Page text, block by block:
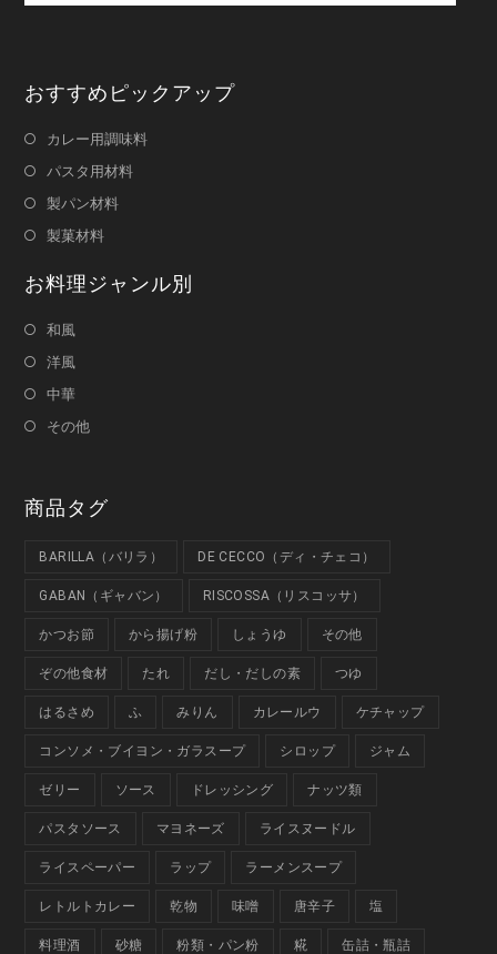
おすすめピックアップ
カレー用調味料
パスタ用材料
製パン材料
製菓材料
お料理ジャンル別
和風
洋風
中華
その他
商品タグ
BARILLA（バリラ） DE CECCO（ディ・チェコ）
GABAN（ギャバン） RISCOSSA（リスコッサ）
かつお節 から揚げ粉 しょうゆ その他
ぞの他食材 たれ だし・だしの素 つゆ
はるさめ ふ みりん カレールウ ケチャップ
コンソメ・ブイヨン・ガラスープ シロップ ジャム
ゼリー ソース ドレッシング ナッツ類
パスタソース マヨネーズ ライスヌードル
ライスペーパー ラップ ラーメンスープ
レトルトカレー 乾物 味噌 唐辛子 塩
料理酒 砂糖 粉類・パン粉 糀 缶詰・瓶詰